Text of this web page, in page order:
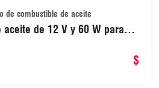
de combustible de aceite
aceite de 12 V y 60 W para
$